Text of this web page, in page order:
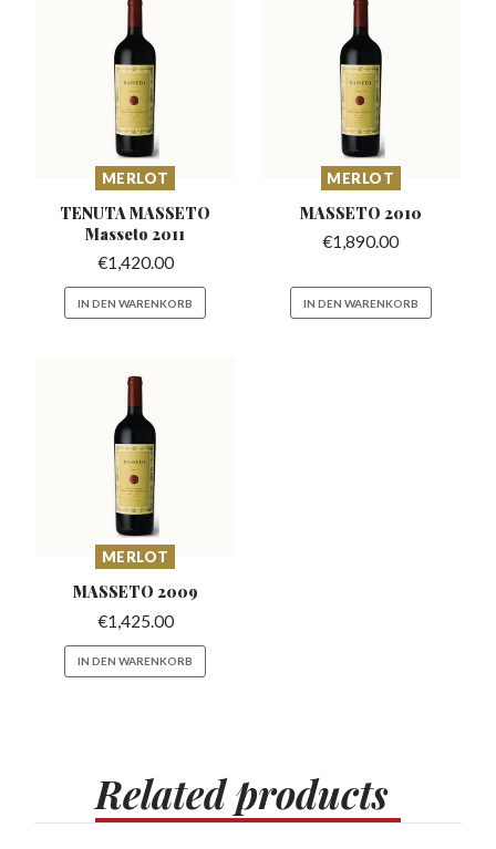
MERLOT
TENUTA MASSETO
Masseto 2011
€1,420.00
IN DEN WARENKORB
MERLOT
MASSETO 2010
€1,890.00
IN DEN WARENKORB
MERLOT
MASSETO 2009
€1,425.00
IN DEN WARENKORB
Relatedproducts